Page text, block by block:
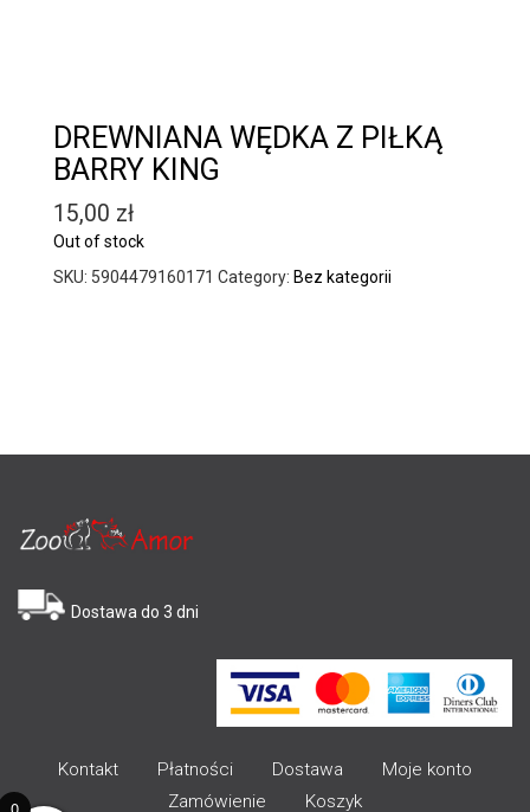
DREWNIANA WĘDKA Z PIŁKĄ
BARRY KING
15,00 zł
Out of stock
SKU: 5904479160171 Category: Bez kategorii
Dostawa do 3 dni
Kontakt Płatności Dostawa
Moje konto
Zamówienie
Koszyk